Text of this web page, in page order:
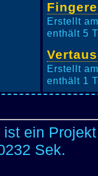
Erstellt
enthält 5
Erstellt
enthält 1
ist ein
Sek.